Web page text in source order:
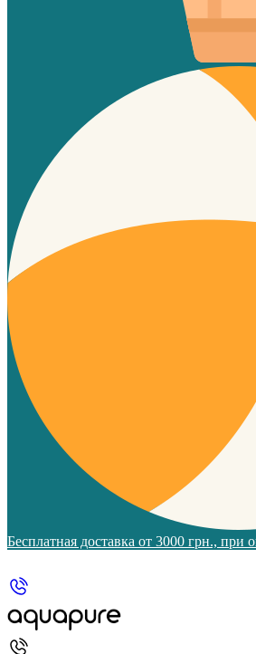
Бесплатная доставка от 3000 грн., при